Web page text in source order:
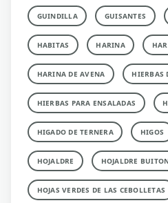
GUINDILLA GUISANTES
HABITAS HARINA
HARINA DE AVENA HIERBAS
HIERBAS PARA ENSALADAS
HIGADO DE TERNERA HIGOS
HOJALDRE HOJALDRE
HOJAS VERDES DE LAS CEBOLLETAS